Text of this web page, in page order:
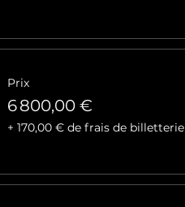
Prix
6 800,00 €
+ 170,00 € de frais de billetterie